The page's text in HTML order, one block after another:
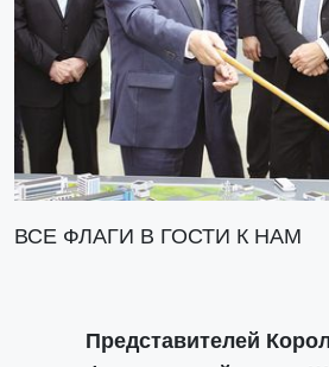
ВСЕ ФЛАГИ В ГОСТИ К НАМ
Представителей